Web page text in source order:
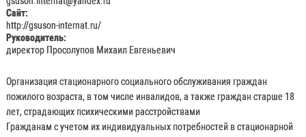
Сайт:
http://gsuson-internat.ru/
Руководитель:
директор Просолупов Михаил Евгеньевич
Организация стационарного социального обслуживания граждан
пожилого возраста, в том числе инвалидов, а также граждан старше 18
лет, страдающих психическими расстройствами
Гражданам с учетом их индивидуальных потребностей в стационарной